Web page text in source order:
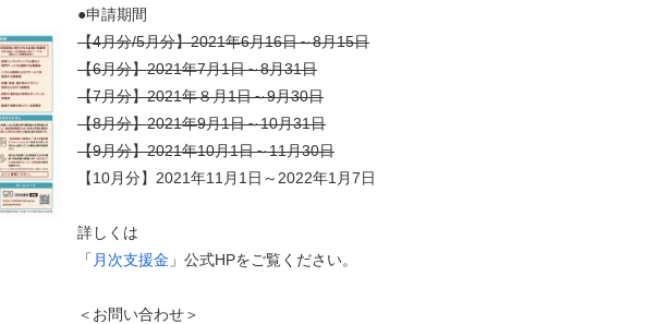
●申請期間
【4月分/5月分】2021年6月16日～8月15日
【6月分】2021年7月1日～8月31日
【7月分】2021年８月1日～9月30日
【8月分】2021年9月1日～10月31日
【9月分】2021年10月1日～11月30日
【10月分】2021年11月1日～2022年1月7日
詳しくは
「 月次支援金 」公式HPをご覧ください。
＜お問い合わせ＞